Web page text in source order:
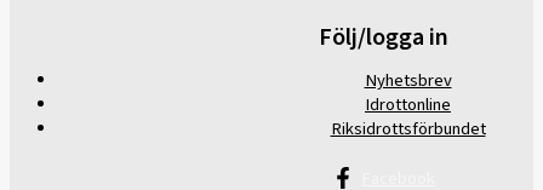
Följ/logga in
Nyhetsbrev
Idrottonline
Riksidrottsförbundet